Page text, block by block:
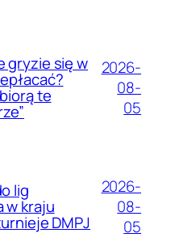
gryzie się w
te
2026-
08-
05
lig
w kraju
DMPJ
2026-
08-
05